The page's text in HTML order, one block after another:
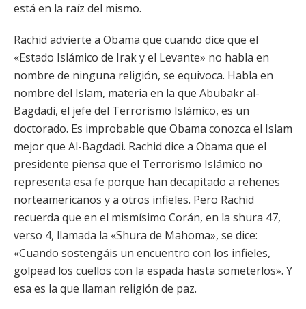
está en la raíz del mismo.
Rachid advierte a Obama que cuando dice que el
«Estado Islámico de Irak y el Levante» no habla en
nombre de ninguna religión, se equivoca. Habla en
nombre del Islam, materia en la que Abubakr al-
Bagdadi, el jefe del Terrorismo Islámico, es un
doctorado. Es improbable que Obama conozca el Islam
mejor que Al-Bagdadi. Rachid dice a Obama que el
presidente piensa que el Terrorismo Islámico no
representa esa fe porque han decapitado a rehenes
norteamericanos y a otros infieles. Pero Rachid
recuerda que en el mismísimo Corán, en la shura 47,
verso 4, llamada la «Shura de Mahoma», se dice:
«Cuando sostengáis un encuentro con los infieles,
golpead los cuellos con la espada hasta someterlos». Y
esa es la que llaman religión de paz.